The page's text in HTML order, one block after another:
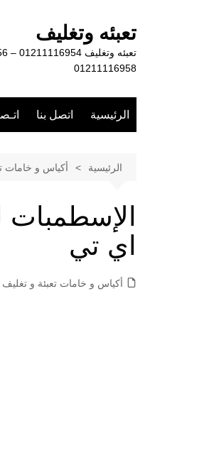
تعبئه وتغليف
01211116958
الرئيسية اتصل بنا
الرئيسية أكياس و خامات
الإسطمبات
اي تي
أكياس و خامات تعبئة و تغليف